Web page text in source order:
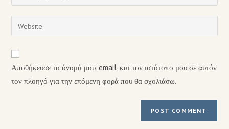
Αποθήκευσε το όνομά μου, email, και τον ιστότοπο μου σε αυτόν
τον πλοηγό για την επόμενη φορά που θα σχολιάσω.